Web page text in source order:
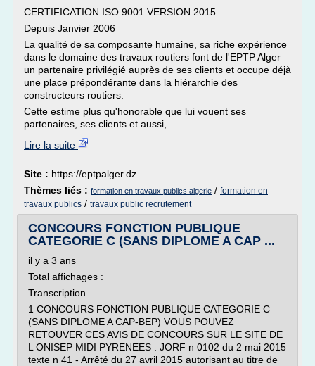
CERTIFICATION ISO 9001 VERSION 2015
Depuis Janvier 2006
La qualité de sa composante humaine, sa riche expérience
dans le domaine des travaux routiers font de l'EPTP Alger
un partenaire privilégié auprès de ses clients et occupe déjà
une place prépondérante dans la hiérarchie des
constructeurs routiers.
Cette estime plus qu'honorable que lui vouent ses
partenaires, ses clients et aussi,...
Lire la suite
Site : https://eptpalger.dz
Thèmes liés : formation en travaux publics algerie / formation en
travaux publics / travaux public recrutement
CONCOURS FONCTION PUBLIQUE
CATEGORIE C (SANS DIPLOME A CAP ...
il y a 3 ans
Total affichages :
Transcription
1 CONCOURS FONCTION PUBLIQUE CATEGORIE C
(SANS DIPLOME A CAP-BEP) VOUS POUVEZ
RETOUVER CES AVIS DE CONCOURS SUR LE SITE DE
L ONISEP MIDI PYRENEES : JORF n 0102 du 2 mai 2015
texte n 41 - Arrêté du 27 avril 2015 autorisant au titre de